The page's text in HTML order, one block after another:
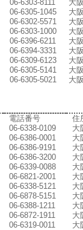
06-6303-8111
大
06-6305-1045
大
06-6302-5571
大
06-6303-1000
大
06-6396-6211
大
06-6394-3331
大
06-6309-6123
大
06-6305-5141
大
06-6305-5021 大
電話番号
住
06-6338-0109
大
06-6386-0001
大
06-6386-9191
大
06-6386-3200
大
06-6339-0088
大
06-6821-2001
大
06-6338-5121
大
06-6878-5151
大
06-6388-1211
大
06-6872-1911
大
06-6319-0011 大